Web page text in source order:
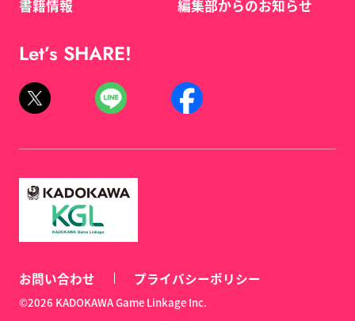
書籍情報
編集部からのお知らせ
Let’s SHARE!
お問い合わせ プライバシーポリシー
©2026 KADOKAWA Game Linkage Inc.